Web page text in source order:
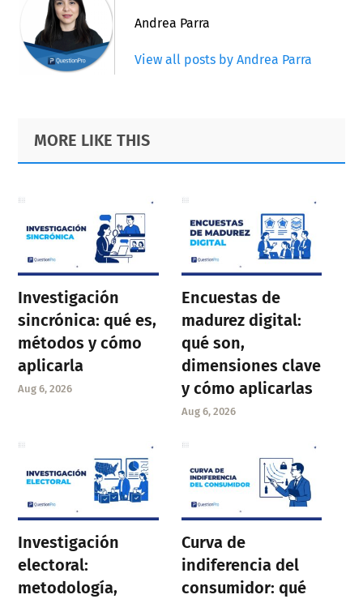
Andrea Parra
View all posts by Andrea Parra
Primary
Sidebar
Footer
MORE LIKE THIS
Investigación
sincrónica: qué es,
métodos y cómo
aplicarla
Aug 6, 2026
Encuestas de
madurez digital:
qué son,
dimensiones clave
y cómo aplicarlas
Aug 6, 2026
Investigación
electoral:
metodología,
Curva de
indiferencia del
consumidor: qué